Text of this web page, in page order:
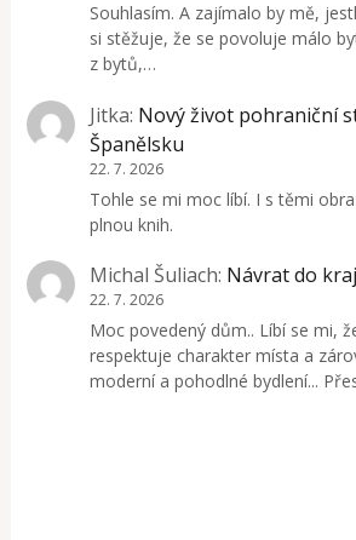
Souhlasím. A zajímalo by mě,
si stěžuje, že se povoluje málo
z bytů,…
Jitka: Nový život pohraniční
Španělsku
22. 7. 2026
Tohle se mi moc líbí. I s těmi
plnou knih.
Michal Šuliach: Návrat do
22. 7. 2026
Moc povedený dům.. Líbí se mi,
respektuje charakter místa a
moderní a pohodlné bydlení...